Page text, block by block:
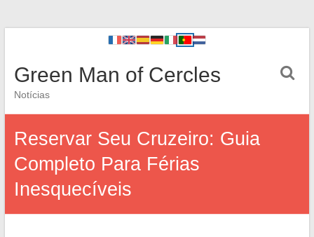
Green Man of Cercles
Notícias
Reservar Seu Cruzeiro: Guia
Completo Para Férias
Inesquecíveis